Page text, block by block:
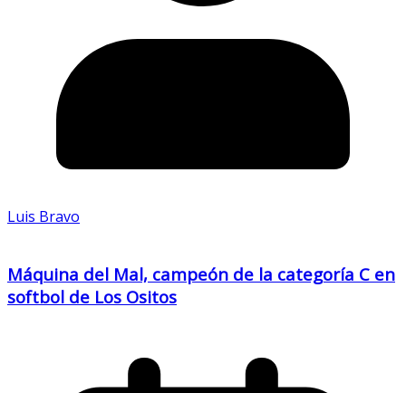
Luis Bravo
Máquina del Mal, campeón de la categoría C en
softbol de Los Ositos